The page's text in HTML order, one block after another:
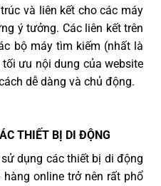
và liên kết cho các máy
ý tưởng. Các liên kết trên
bộ máy tìm kiếm (nhất là
ưu nội dung của website
dễ dàng và chủ động.
THIẾT BỊ DI ĐỘNG
dụng các thiết bị di động
online trở nên rất phổ